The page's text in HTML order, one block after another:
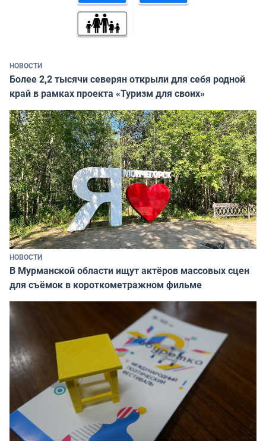
НОВОСТИ
Более 2,2 тысячи северян открыли для себя родной
край в рамках проекта «Туризм для своих»
НОВОСТИ
В Мурманской области ищут актёров массовых сцен
для съёмок в короткометражном фильме